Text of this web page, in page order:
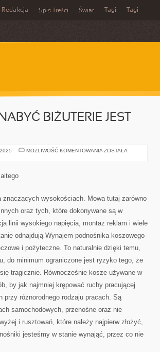
Redakcja Spis Treści Świat Tagi Tagi
BIŻUTERIE JEST
MOŻLIWOŚĆ KOMENTOWANIA MIEJSC
ZOSTAŁA
wysokościach. Mowa tutaj zarówno
oraz tych, które dokonywane są w
linii wysokiego napięcia, montaż reklam i wiele
odnajdują Wynajem podnośnika koszowego
i pożyteczne. To naturalnie dzięki temu,
do minimum ograniczone jest ryzyko tego, że
tragicznie. Równocześnie kosze używane w
by jak najmniej krępować ruchy pracującej
przy różnorodnego rodzaju pracach. Są
samochodowych, przenośne oraz nie
i rusztowań, które należy najpierw złożyć,
jesteśmy w stanie wynająć, przez co nie